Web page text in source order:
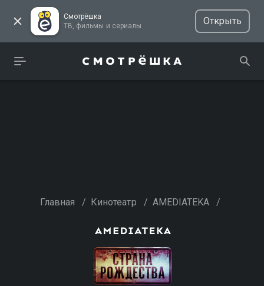
Смотрёшка
ТВ, фильмы и сериалы
Открыть
Главная / Кинотеатр / AMEDIATEKA /